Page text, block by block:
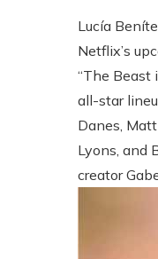
Lucía
Netflix’s
“The Beast
all-star
Danes,
Lyons, and
creator